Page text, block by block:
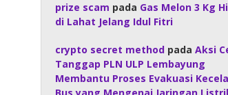
prize scam pada Gas Melon 3 Kg
di Lahat Jelang Idul Fitri
crypto secret method padaAksi
Tanggap PLN ULP Lembayung
Membantu Proses Evakuasi